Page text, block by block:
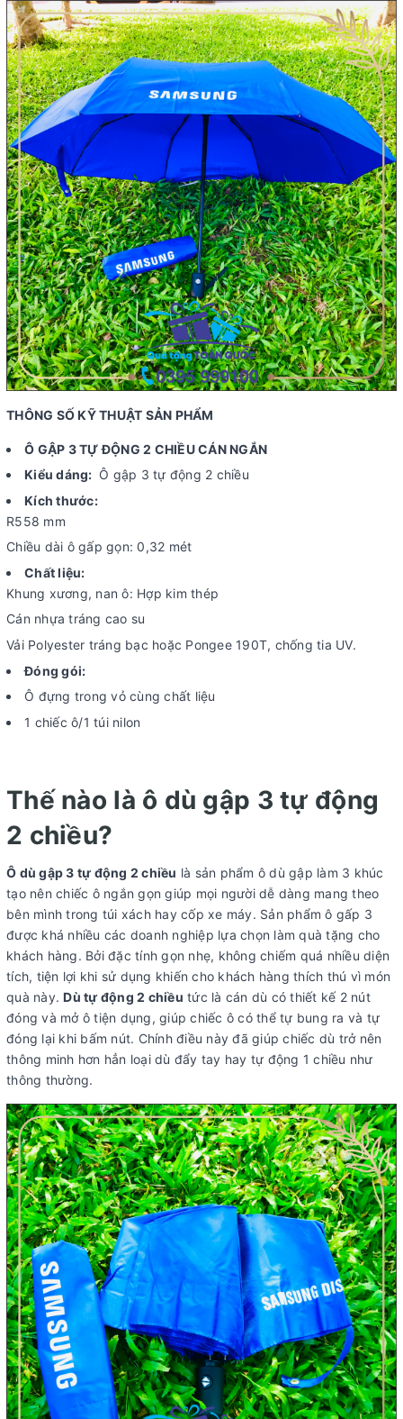
THÔNG SỐ KỸ THUẬT SẢN PHẨM
Ô GẬP 3 TỰ ĐỘNG 2 CHIỀU CÁN NGẮN
Kiểu dáng: Ô gập 3 tự động 2 chiều
Kích thước:
R558 mm
Chiều dài ô gấp gọn: 0,32 mét
Chất liệu:
Khung xương, nan ô: Hợp kim thép
Cán nhựa tráng cao su
Vải Polyester tráng bạc hoặc Pongee 190T, chống tia UV.
Đóng gói:
Ô đựng trong vỏ cùng chất liệu
1 chiếc ô/1 túi nilon
Thế nào là ô dù gập 3 tự động
2 chiều?
Ô dù gập 3 tự động 2 chiều là sản phẩm ô dù gập làm 3 khúc
tạo nên chiếc ô ngắn gọn giúp mọi người dễ dàng mang theo
bên mình trong túi xách hay cốp xe máy. Sản phẩm ô gấp 3
được khá nhiều các doanh nghiệp lựa chọn làm quà tặng cho
khách hàng. Bởi đặc tính gọn nhẹ, không chiếm quá nhiều diện
tích, tiện lợi khi sử dụng khiến cho khách hàng thích thú vì món
quà này.Dù tự động 2 chiều tức là cán dù có thiết kế 2 nút
đóng và mở ô tiện dụng, giúp chiếc ô có thể tự bung ra và tự
đóng lại khi bấm nút. Chính điều này đã giúp chiếc dù trở nên
thông minh hơn hẳn loại dù đẩy tay hay tự động 1 chiều như
thông thường.